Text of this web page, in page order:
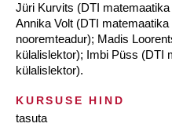
Jüri Kurvits (DTI
Annika Volt (DTI
nooremteadur); Madis
külalislektor); Imbi Püss (DTI
külalislektor).
KURSUSE HIND
tasuta